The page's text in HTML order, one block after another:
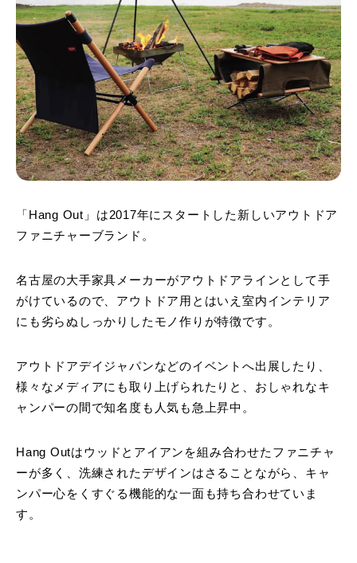
「Hang Out」は2017年にスタートした新しいアウトドア
ファニチャーブランド。
名古屋の大手家具メーカーがアウトドアラインとして手
がけているので、アウトドア用とはいえ室内インテリア
にも劣らぬしっかりしたモノ作りが特徴です。
アウトドアデイジャパンなどのイベントへ出展したり、
様々なメディアにも取り上げられたりと、おしゃれなキ
ャンパーの間で知名度も人気も急上昇中。
Hang Outはウッドとアイアンを組み合わせたファニチャ
ーが多く、洗練されたデザインはさることながら、キャ
ンパー心をくすぐる機能的な一面も持ち合わせていま
す。